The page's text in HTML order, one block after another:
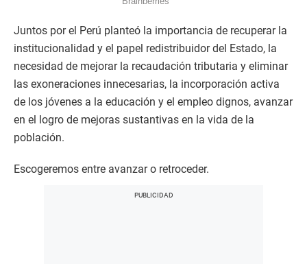
Juntos por el Perú planteó la importancia de recuperar la
institucionalidad y el papel redistribuidor del Estado, la
necesidad de mejorar la recaudación tributaria y eliminar
las exoneraciones innecesarias, la incorporación activa
de los jóvenes a la educación y el empleo dignos, avanzar
en el logro de mejoras sustantivas en la vida de la
población.
Escogeremos entre avanzar o retroceder.